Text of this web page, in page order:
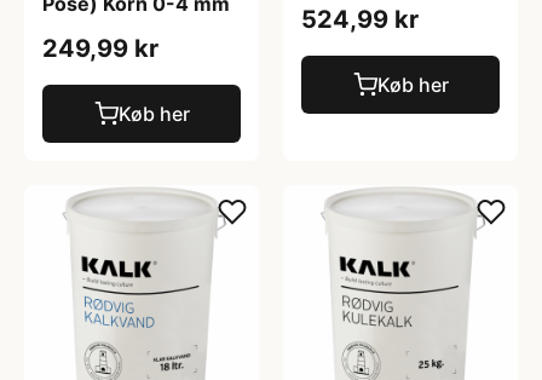
249,99 kr
Køb her
524,99 kr
Køb her